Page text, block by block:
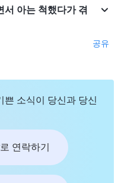
서 아는 척했다가 겪
공유
쁜 소식이 당신과 당신
연락하기